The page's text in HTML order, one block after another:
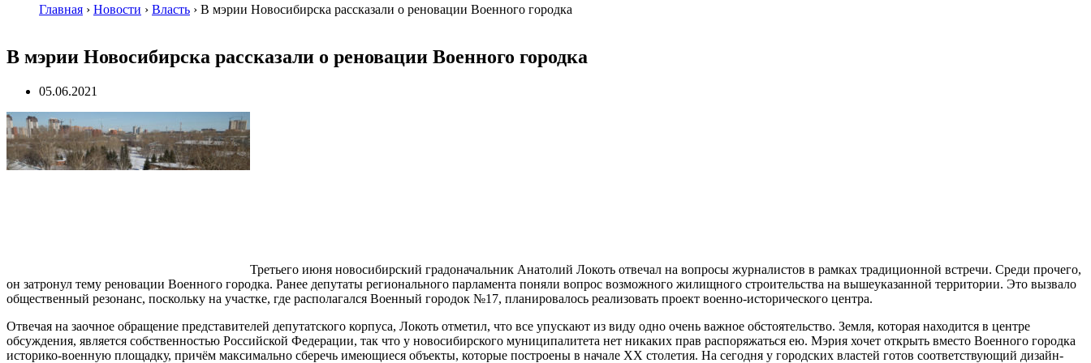
Главная › Новости › Власть › В мэрии Новосибирска рассказали о реновации Военного городка
В мэрии Новосибирска рассказали о реновации Военного городка
05.06.2021
Третьего июня новосибирский градоначальник Анатолий Локоть отвечал на вопросы журналистов в рамках традиционной встречи. Среди прочего,
он затронул тему реновации Военного городка. Ранее депутаты регионального парламента поняли вопрос возможного жилищного строительства на вышеуказанной территории. Это вызвало
общественный резонанс, поскольку на участке, где располагался Военный городок №17, планировалось реализовать проект военно-исторического центра.
Отвечая на заочное обращение представителей депутатского корпуса, Локоть отметил, что все упускают из виду одно очень важное обстоятельство. Земля, которая находится в центре
обсуждения, является собственностью Российской Федерации, так что у новосибирского муниципалитета нет никаких прав распоряжаться ею. Мэрия хочет открыть вместо Военного городка
историко-военную площадку, причём максимально сберечь имеющиеся объекты, которые построены в начале ХХ столетия. На сегодня у городских властей готов соответствующий дизайн-